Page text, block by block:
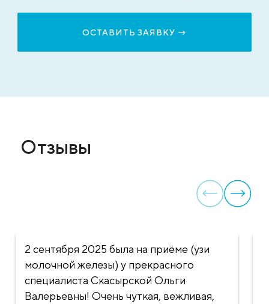
Отзывы
2 сентября 2025 была на приёме (узи
молочной железы) у прекрасного
специалиста Скасырской Ольги
Валерьевны! Очень чуткая, вежливая,